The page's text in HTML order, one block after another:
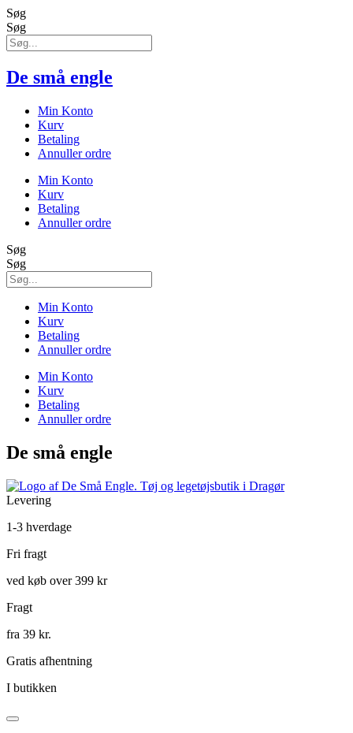
Søg
Søg
De små engle
Min Konto
Kurv
Betaling
Annuller ordre
Min Konto
Kurv
Betaling
Annuller ordre
Søg
Søg
Min Konto
Kurv
Betaling
Annuller ordre
Min Konto
Kurv
Betaling
Annuller ordre
De små engle
Levering
1-3 hverdage
Fri fragt
ved køb over 399 kr
Fragt
fra 39 kr.
Gratis afhentning
I butikken